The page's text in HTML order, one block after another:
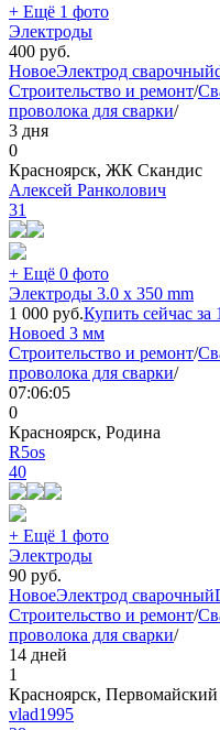
+ Ещё 1 фото
Электроды
400 руб.
НовоеЭлектрод сварочный
Строительство и ремонт/
проволока для сварки/
3 дня
0
Красноярск, ЖК Скандис
Алексей Ранколович
31
+ Ещё 0 фото
Электроды 3.0 x 350 mm
1 000 руб.Купить сейчас за
Новоеd 3 мм
Строительство и ремонт/
проволока для сварки/
07:06:05
0
Красноярск, Родина
R5os
40
+ Ещё 1 фото
Электроды
90 руб.
НовоеЭлектрод сварочный
Строительство и ремонт/
проволока для сварки/
14 дней
1
Красноярск, Первомайский
vlad1995